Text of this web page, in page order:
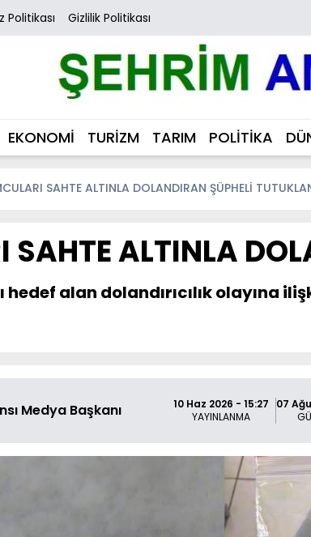
Politikası Gizlilik Politikası
EKONOMİ TURİZM TARIM POLİTİKA
SAHTE ALTINLA DOLANDIRAN ŞÜPHELİ
SAHTE ALTINLA
alan dolandırıcılık olayına
Medya Başkanı
10 Haz 2026 - 15:27
YAYINLANMA
07